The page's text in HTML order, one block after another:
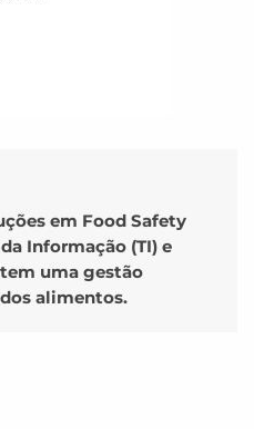
em Food Safety
Informação (TI) e
uma gestão
alimentos.